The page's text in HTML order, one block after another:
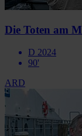
Die Toten am
D 2024
90'
ARD